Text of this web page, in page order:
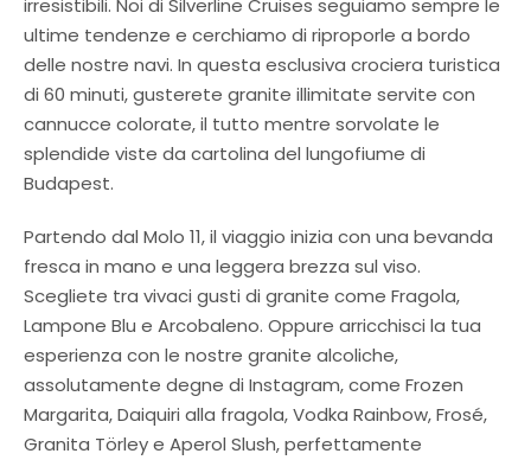
irresistibili. Noi di Silverline Cruises seguiamo sempre le
ultime tendenze e cerchiamo di riproporle a bordo
delle nostre navi. In questa esclusiva crociera turistica
di 60 minuti, gusterete granite illimitate servite con
cannucce colorate, il tutto mentre sorvolate le
splendide viste da cartolina del lungofiume di
Budapest.
Partendo dal Molo 11, il viaggio inizia con una bevanda
fresca in mano e una leggera brezza sul viso.
Scegliete tra vivaci gusti di granite come Fragola,
Lampone Blu e Arcobaleno. Oppure arricchisci la tua
esperienza con le nostre granite alcoliche,
assolutamente degne di Instagram, come Frozen
Margarita, Daiquiri alla fragola, Vodka Rainbow, Frosé,
Granita Törley e Aperol Slush, perfettamente